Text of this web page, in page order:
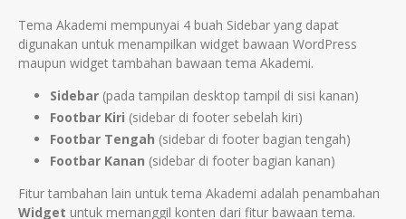
Tema Akademi mempunyai 4 buah Sidebar yang dapat
digunakan untuk menampilkan widget bawaan WordPress
maupun widget tambahan bawaan tema Akademi.
Sidebar (pada tampilan desktop tampil di sisi kanan)
Footbar Kiri (sidebar di footer sebelah kiri)
Footbar Tengah (sidebar di footer bagian tengah)
Footbar Kanan (sidebar di footer bagian kanan)
Fitur tambahan lain untuk tema Akademi adalah penambahan
Widget untuk memanggil konten dari fitur bawaan tema.